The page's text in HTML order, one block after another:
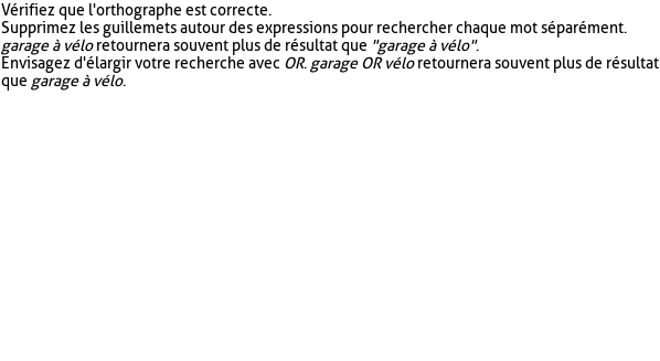
Vérifiez que l'orthographe est correcte.
Supprimez les guillemets autour des expressions pour rechercher chaque mot séparément.
garage à véloretournera souvent plus de résultat que "garage à vélo".
Envisagez d'élargir votre recherche avec OR. garage OR véloretournera souvent plus de résultat
que garage à vélo.